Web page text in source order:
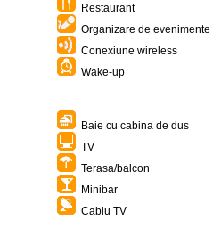
Restaurant
Organizare de
Conexiune wireless
Wake-up
Baie cu cabina de dus
TV
Terasa/balcon
Minibar
Cablu TV